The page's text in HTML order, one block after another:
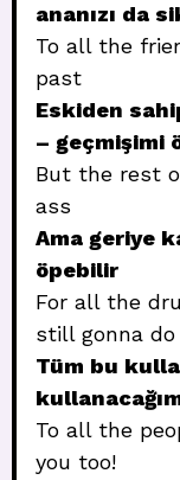
ananızı da
To all the
past
Eskiden
– geçmişimi
But the rest
ass
Ama geriye
öpebilir
For all the
still gonna do
Tüm bu
To all the
you too!